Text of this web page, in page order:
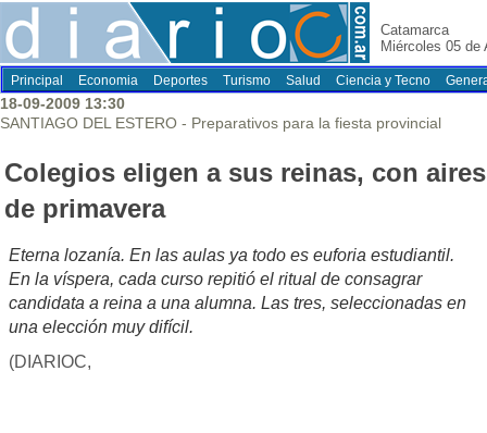
Catamarca
Miércoles 05 de
Principal Economia Deportes Turismo Salud Ciencia y Tecno
18-09-2009 13:30
SANTIAGO DEL ESTERO - Preparativos para la fiesta provincial
Colegios eligen a sus reinas, con aires
de primavera
Eterna lozanía. En las aulas ya todo es euforia estudiantil.
En la víspera, cada curso repitió el ritual de consagrar
candidata a reina a una alumna. Las tres, seleccionadas en
una elección muy difícil.
(DIARIOC,